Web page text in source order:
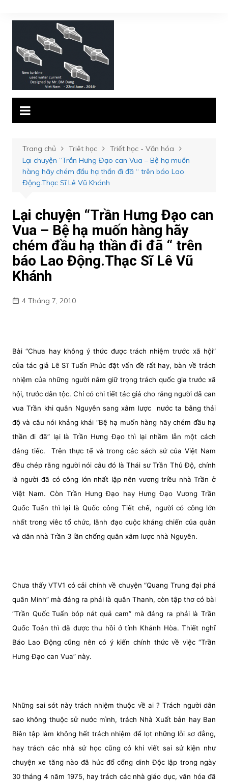
đến
Trang chủ Triêt học
Triết học - Văn hóa
Lại chuyện “Trần Hưng Đạo can Vua – Bệ hạ muốn
hàng hãy chém đầu hạ thần đi đã “ trên báo Lao
Động.Thạc Sĩ Lê Vũ Khánh
Lại chuyện “Trần Hưng Đạo can
Vua – Bệ hạ muốn hàng hãy
chém đầu hạ thần đi đã “ trên
báo Lao Động.Thạc Sĩ Lê Vũ
Khánh
4 Tháng 7, 2010
Bài “Chưa hay không ý thức được trách nhiệm trước xã hội”
của tác giả Lê Sĩ Tuấn Phúc đặt vấn đề rất hay, bàn về trách
nhiệm của những người nắm giữ trọng trách quốc gia trước xã
hội, trước dân tộc. Chỉ có chi tiết tác giả cho rằng người đã can
vua Trần khi quân Nguyên sang xâm lược
nước ta bằng thái
độ và câu nói khảng khái “Bệ hạ muốn hàng hãy chém đầu hạ
thần đi đã” lại là Trần Hưng Đạo thì lại nhầm lẫn một cách
đáng tiếc.
Trên thực tế và trong các sách sử của Việt Nam
đều chép rằng người nói câu đó là Thái sư Trần Thủ Độ, chính
là người đã có công lớn nhất lập nên vương triều nhà Trần ở
Việt Nam. Còn Trần Hưng Đạo hay Hưng Đạo Vương Trần
Quốc Tuấn thì lại là Quốc công Tiết chế, người có công lớn
nhất trong viêc tổ chức, lãnh đạo cuộc kháng chiến của quân
và dân nhà Trần 3 lần chống quân xâm lược nhà Nguyên.
Chưa thấy VTV1 có cải chính về chuyện “Quang Trung đại phá
quân Minh” mà đáng ra phải là quân Thanh, còn tập thơ có bài
“Trần Quốc Tuấn bóp nát quả cam” mà đáng ra phải là Trần
Quốc Toản thì đã được thu hồi ở tỉnh Khánh Hòa. Thiết nghĩ
Báo Lao Động cũng nên có ý kiến chính thức về việc “Trần
Hưng Đạo can Vua” này.
Những sai sót này trách nhiệm thuộc về ai ? Trách người dân
sao không thuộc sử nước mình, trách Nhà Xuất bản hay Ban
Biên tập làm không hết trách nhiệm để lọt những lỗi sơ đẳng,
hay trách các nhà sử học cũng có khi viết sai sử kiện như
chuyện xe tăng nào đã húc đổ cổng dinh Độc lập trong ngày
30 tháng 4 năm 1975, hay trách các nhà giáo dục, văn hóa đã